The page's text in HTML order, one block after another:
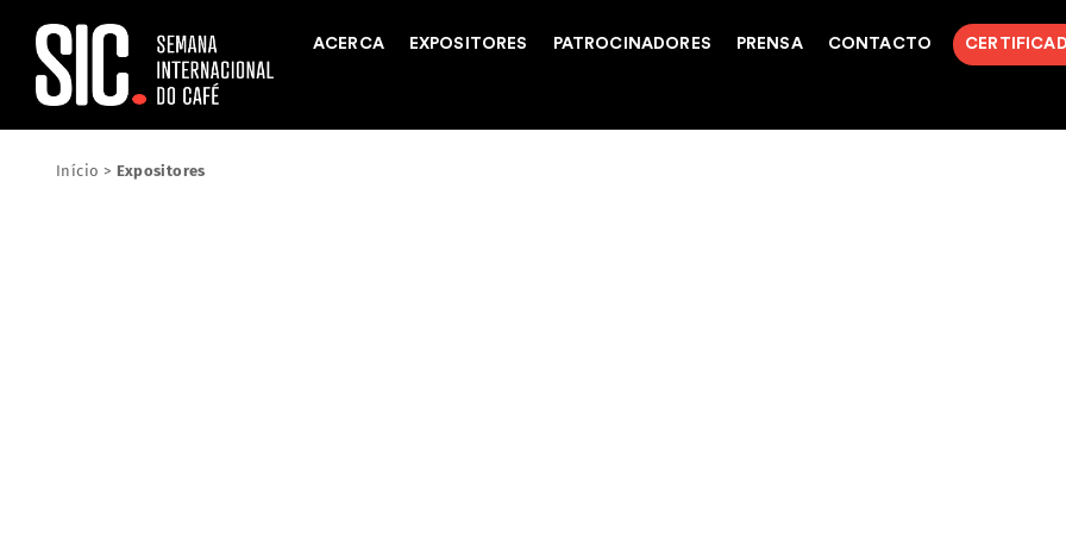
ACERCA EXPOSITORES PATROCINADORES PRENSA CONTACTO
Início > Expositores